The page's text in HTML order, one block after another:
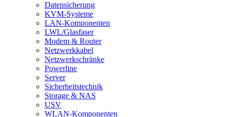
Datensicherung
KVM-Systeme
LAN-Komponenten
LWL/Glasfaser
Modem & Router
Netzwerkkabel
Netzwerkschränke
Powerline
Server
Sicherheitstechnik
Storage & NAS
USV
WLAN-Komponenten